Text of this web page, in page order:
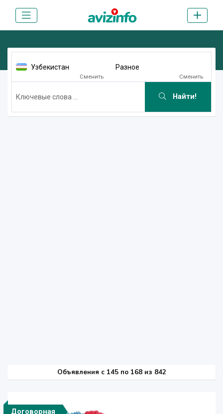
Узбекистан
Сменить
Разное
Сменить
Найти!
Объявления c 145 по 168 из 842
Договорная